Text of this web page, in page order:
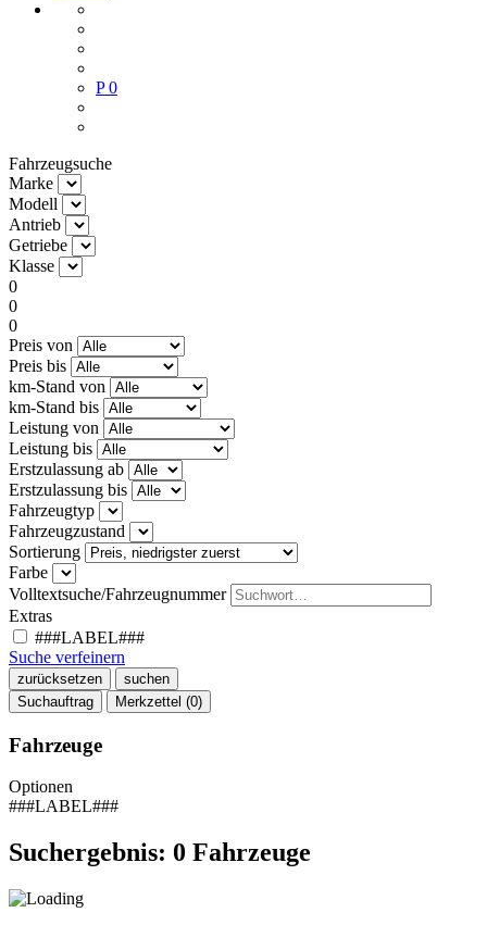
P 0
Fahrzeugsuche
Marke
Modell
Antrieb
Getriebe
Klasse
0
0
0
Preis von
Preis bis
km-Stand von
km-Stand bis
Leistung von
Leistung bis
Erstzulassung ab
Erstzulassung bis
Fahrzeugtyp
Fahrzeugzustand
Sortierung
Farbe
Volltextsuche/Fahrzeugnummer
Extras
###LABEL###
Suche verfeinern
zurücksetzen
suchen
Suchauftrag
Merkzettel (0)
Fahrzeuge
Optionen
###LABEL###
Suchergebnis: 0 Fahrzeuge